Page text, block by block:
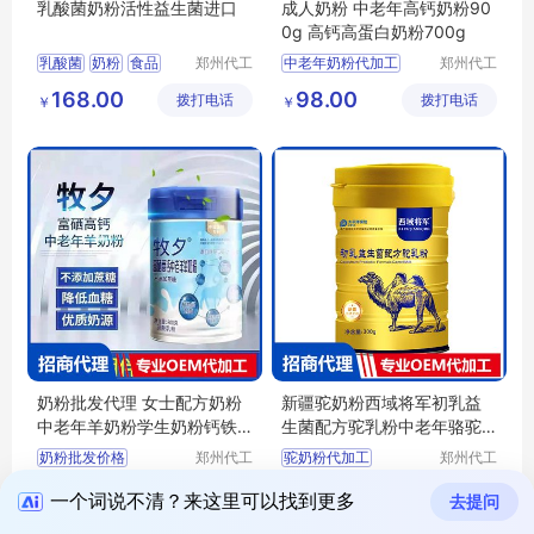
乳酸菌奶粉活性益生菌进口
乳酸菌 奶粉 食品
郑州代工
技有限公
￥ 168.00 拨打电话
成人奶粉 中老年高钙奶粉90
0g 高钙高蛋白奶粉700g
中老年奶粉代加工
中老年奶粉oem
郑州代工
技有限公
￥ 98.00 拨打电话
奶粉批发代理 女士配方奶粉
中老年羊奶粉学生奶粉钙铁
锌全营养奶粉
奶粉批发价格
中老年奶粉批发
郑州代工
技有限公
司
面议 拨打电话
新疆驼奶粉西域将军初乳益
生菌配方驼乳粉中老年骆驼
奶粉
驼奶粉代加工
驼奶粉贴牌
郑州代工
技有限公
司
￥398.00 拨打电话
一个词说不清？来这里可以找到更多 去提问